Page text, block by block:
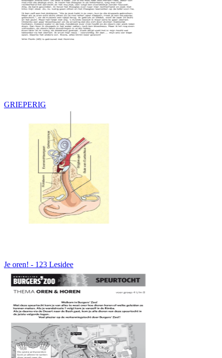
GRIEPERIG
Je oren! - 123 Lesidee